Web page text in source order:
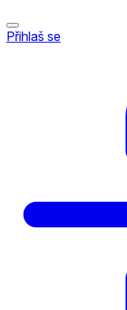
Přihlaš se